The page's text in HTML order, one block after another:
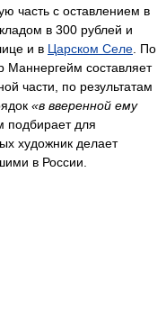
часть с оставлением в
в 300 рублей и
и в Царском Селе . По
составляет
части, по результатам
«в вверенной ему
подбирает для
художник делает
в России.